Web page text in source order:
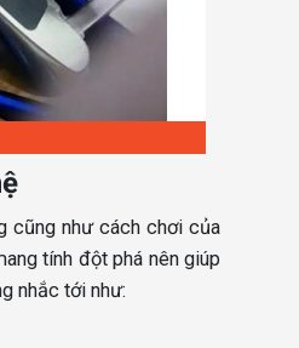
cũng như cách chơi của
tính đột phá nên giúp
nhắc tới như: